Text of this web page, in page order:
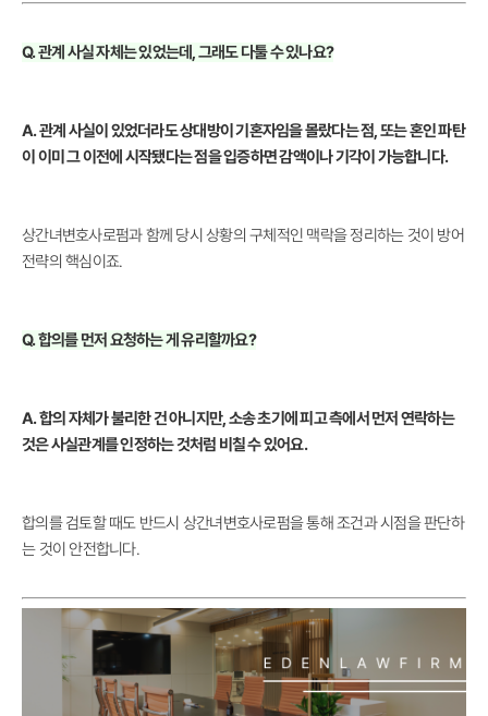
Q. 관계 사실 자체는 있었는데, 그래도 다툴 수 있나요?
A. 관계 사실이 있었더라도 상대방이 기혼자임을 몰랐다는 점, 또는 혼인 파탄
이 이미 그 이전에 시작됐다는 점을 입증하면 감액이나 기각이 가능합니다.
상간녀변호사로펌과 함께 당시 상황의 구체적인 맥락을 정리하는 것이 방어
전략의 핵심이죠.
Q. 합의를 먼저 요청하는 게 유리할까요?
A. 합의 자체가 불리한 건 아니지만, 소송 초기에 피고 측에서 먼저 연락하는
것은 사실관계를 인정하는 것처럼 비칠 수 있어요.
합의를 검토할 때도 반드시 상간녀변호사로펌을 통해 조건과 시점을 판단하
는 것이 안전합니다.